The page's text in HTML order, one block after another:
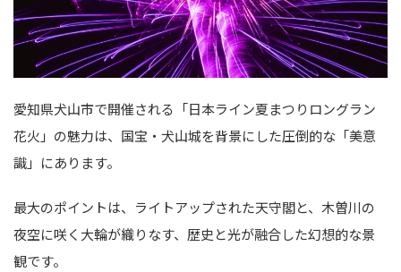
愛知県犬山市で開催される「日本ライン夏まつりロングラン
花火」の魅力は、国宝・犬山城を背景にした圧倒的な「美意
識」にあります。
最大のポイントは、ライトアップされた天守閣と、木曽川の
夜空に咲く大輪が織りなす、歴史と光が融合した幻想的な景
観です。